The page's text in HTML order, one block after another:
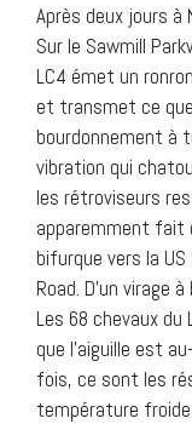
Après deux jours à
Sur le Sawmill
LC4 émet un
et transmet ce
bourdonnement à
vibration qui
les rétroviseurs
apparemment fait
bifurque vers la
Road. D’un virage
Les 68 chevaux
que l’aiguille est
fois, ce sont les
température